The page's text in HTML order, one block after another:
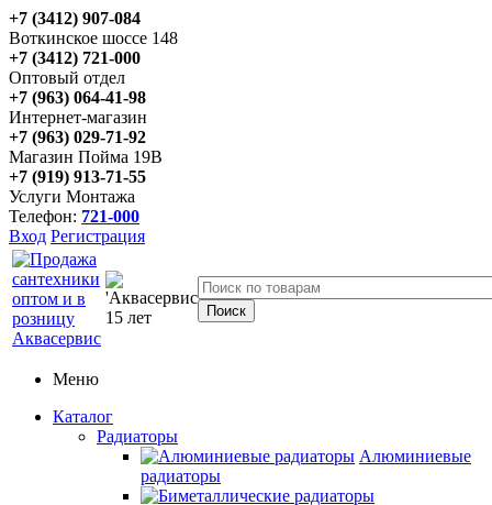
+7 (3412) 907-084
Воткинское шоссе 148
+7 (3412) 721-000
Оптовый отдел
+7 (963) 064-41-98
Интернет-магазин
+7 (963) 029-71-92
Магазин Пойма 19В
+7 (919) 913-71-55
Услуги Монтажа
Телефон: 721-000
Вход Регистрация
Меню
Каталог
Радиаторы
Алюминиевые
радиаторы